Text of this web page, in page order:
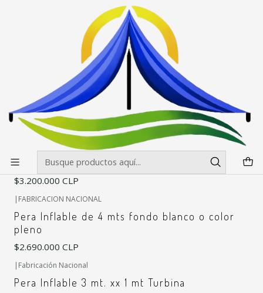
Envíos gratis desde $500.000 en Santiago
Pera
Pera
+7
FABRICACION NACIONAL
Pera Inflable fondo color de 6 mts de altura
Turbina
$3.200.000 CLP
| FABRICACION NACIONAL
Pera Inflable de 4 mts fondo blanco o color
pleno
$2.690.000 CLP
| Fabricación Nacional
Pera Inflable 3 mt. xx 1 mt Turbina